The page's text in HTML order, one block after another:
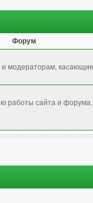
Форум
модераторам,
работы сайта и